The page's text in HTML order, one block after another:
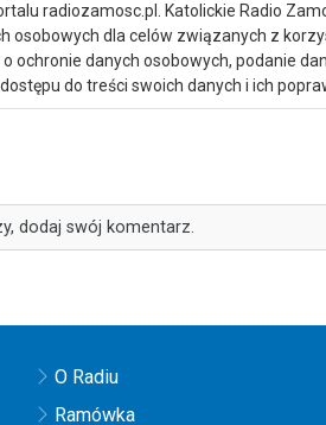
radiozamosc.pl. Katolickie Radio
osobowych dla celów związanych z
ochronie danych osobowych, podanie
do treści swoich danych i ich
dodaj swój komentarz.
O Radiu
Ramówka